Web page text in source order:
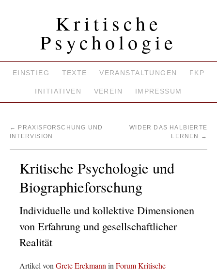
Kritische
Psychologie
EINSTIEG TEXTE VERANSTALTUNGEN FKP
INITIATIVEN VEREIN IMPRESSUM
←
PRAXISFORSCHUNG UND
INTERVISION
WIDER DAS HALBIERTE
LERNEN
→
Kritische Psychologie und
Biographieforschung
Individuelle und kollektive Dimensionen
von Erfahrung und gesellschaftlicher
Realität
Artikel von Grete Erckmann in Forum Kritische